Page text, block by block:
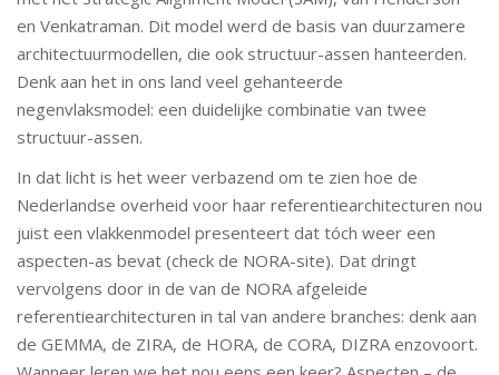
en Venkatraman. Dit model werd de basis van duurzamere
architectuurmodellen, die ook structuur-assen hanteerden.
Denk aan het in ons land veel gehanteerde
negenvlaksmodel: een duidelijke combinatie van twee
structuur-assen.
In dat licht is het weer verbazend om te zien hoe de
Nederlandse overheid voor haar referentiearchitecturen nou
juist een vlakkenmodel presenteert dat tóch weer een
aspecten-as bevat (check de NORA-site). Dat dringt
vervolgens door in de van de NORA afgeleide
referentiearchitecturen in tal van andere branches: denk aan
de GEMMA, de ZIRA, de HORA, de CORA, DIZRA enzovoort.